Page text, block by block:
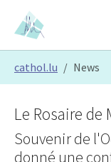
Skip to main content
Skip to page footer
cathol.lu News
Le Rosaire de
Souvenir de
donné une